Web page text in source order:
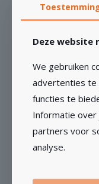
uitwendig
€32,60 €
Deze website
We gebruiken
advertenties te
functies te
Informatie over
partners voor
analyse.